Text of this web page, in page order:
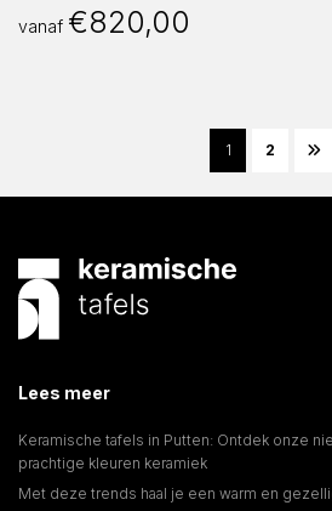
vanaf €820,00
1 2
Lees meer
Keramische tafels in Putten: Ontdek onze
prachtige kleuren keramiek
Met deze trends haal je een warm en